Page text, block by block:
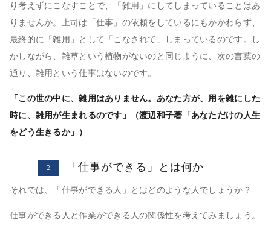
り考えずにこなすことで、「雑用」にしてしまっていることはあ
りませんか。上司は「仕事」の依頼をしているにもかかわらず、
最終的に「雑用」として「こなされて」しまっているのです。し
かしながら、雑草という植物がないのと同じように、次の言葉の
通り、雑用という仕事はないのです。
「この世の中に、雑用はありません。あなた方が、用を雑にした
時に、雑用が生まれるのです」（渡辺和子著「あなただけの人生
をどう生きるか」）
2 「仕事ができる」とは何か
それでは、「仕事ができる人」とはどのような人でしょうか？
仕事ができる人と作業ができる人の関係性を考えてみましょう。